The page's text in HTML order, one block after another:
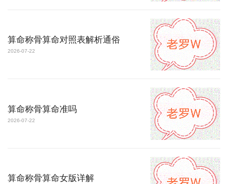
算命称骨算命对照表解析通俗
2026-07-22
算命称骨算命准吗
2026-07-22
算命称骨算命女版详解